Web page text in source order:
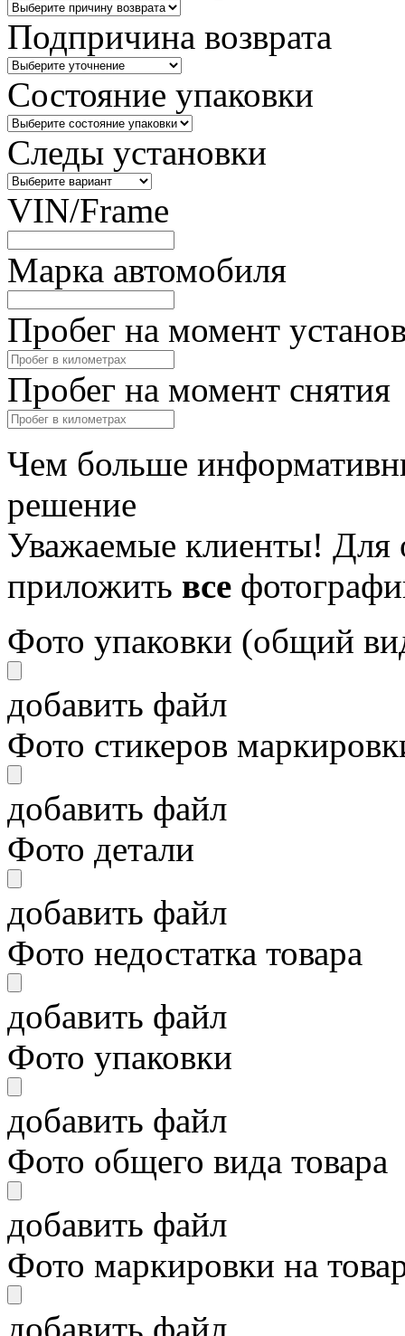
Подпричина возврата
Состояние упаковки
Следы установки
VIN/Frame
Марка автомобиля
Пробег на момент
Пробег на момент снятия
Чем больше
решение
Уважаемые клиенты! Для
приложить все
Фото упаковки (общий
добавить файл
Фото стикеров
добавить файл
Фото детали
добавить файл
Фото недостатка товара
добавить файл
Фото упаковки
добавить файл
Фото общего вида товара
добавить файл
Фото маркировки на